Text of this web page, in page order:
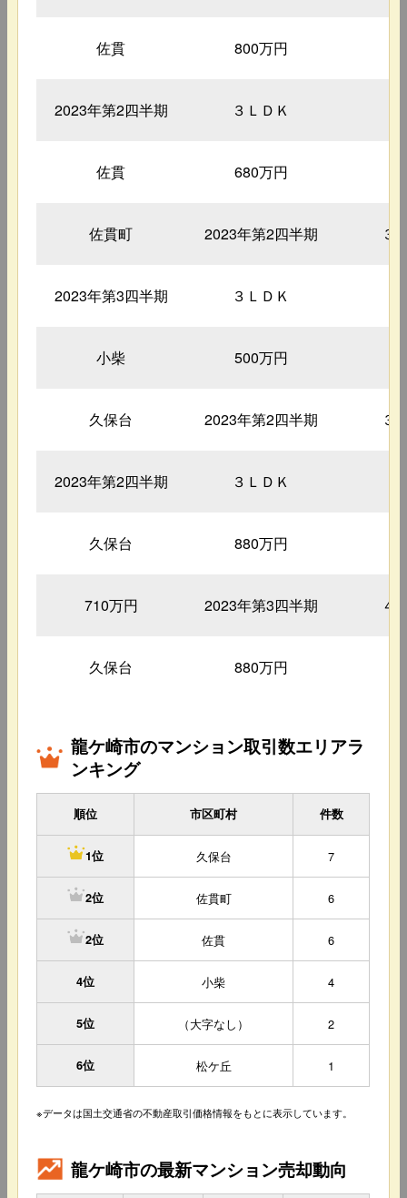
佐貫 800万円
2023年第2四半期 ３ＬＤＫ
佐貫 680万円
佐貫町 2023年第2四半期 ３
2023年第3四半期 ３ＬＤＫ
小柴 500万円
久保台 2023年第2四半期 ３
2023年第2四半期 ３ＬＤＫ
久保台 880万円
710万円 2023年第3四半期 ４
久保台 880万円
龍ケ崎市のマンション取引数エリアラ
ンキング
順位 市区町村 件数
1位 久保台 7
2位 佐貫町 6
2位 佐貫 6
4位 小柴 4
5位 （大字なし） 2
6位 松ケ丘 1
※データは国土交通省の不動産取引価格情報をもとに表示しています。
龍ケ崎市の最新マンション売却動向